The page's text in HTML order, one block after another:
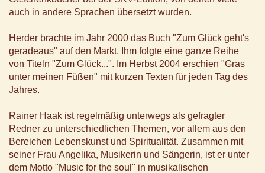
auch in andere Sprachen übersetzt wurden.
Herder brachte im Jahr 2000 das Buch "Zum Glück geht's
geradeaus" auf den Markt. Ihm folgte eine ganze Reihe
von Titeln "Zum Glück...". Im Herbst 2004 erschien "Gras
unter meinen Füßen" mit kurzen Texten für jeden Tag des
Jahres.
Rainer Haak ist regelmäßig unterwegs als gefragter
Redner zu unterschiedlichen Themen, vor allem aus den
Bereichen Lebenskunst und Spiritualität. Zusammen mit
seiner Frau Angelika, Musikerin und Sängerin, ist er unter
dem Motto "Music for the soul" in musikalischen